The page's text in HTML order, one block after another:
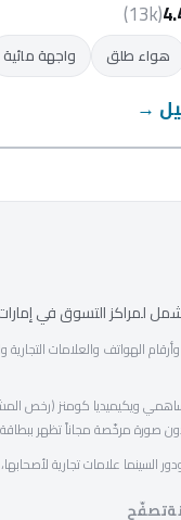
(13k)
هواء طلق واجهة مائية
→
الهواتف والعلامات التجارية
ويكيميديا كومنز (رخص
صورة مرخّصة مجاناً تظهر ببطاقة
السينما علامات تجارية
تصفّح